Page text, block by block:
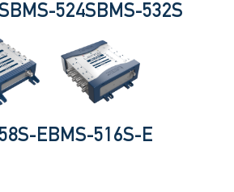
BMS-524S BMS-532S
E BMS-516S-E